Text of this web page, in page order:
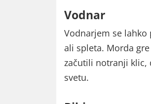
Vodnar
Vodnarjem se
ali spleta. Morda
začutili notranji klic,
svetu.